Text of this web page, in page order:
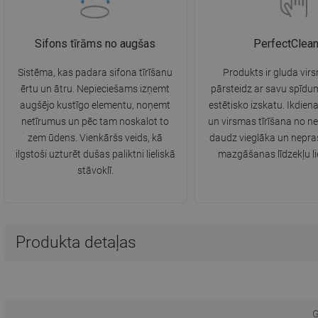
Sifons tīrāms no augšas
Sistēma, kas padara sifona tīrīšanu
ērtu un ātru. Nepieciešams izņemt
augšējo kustīgo elementu, noņemt
netīrumus un pēc tam noskalot to
zem ūdens. Vienkāršs veids, kā
ilgstoši uzturēt dušas paliktni lieliskā
stāvoklī.
Produkts ir gluda
pārsteidz ar savu
estētisko izskatu.
un virsmas tīrīšana no
daudz vieglāka un
mazgāšanas līdzekļu
Produkta detaļas